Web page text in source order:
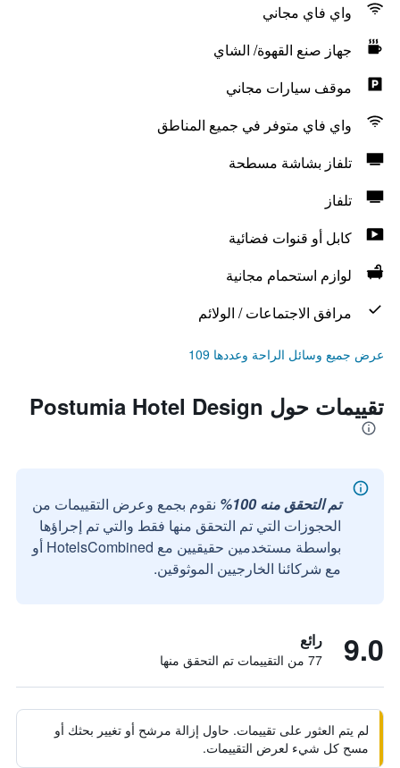
واي فاي مجاني
جهاز صنع القهوة/ الشاي
موقف سيارات مجاني
واي فاي متوفر في جميع المناطق
تلفاز بشاشة مسطحة
تلفاز
كابل أو قنوات فضائية
لوازم استحمام مجانية
مرافق الاجتماعات / الولائم
عرض جميع وسائل الراحة وعددها 109
تقييمات حول Postumia Hotel Design
تم التحقق منه 100%
نقوم بجمع وعرض التقييمات من
الحجوزات التي تم التحقق منها فقط والتي تم إجراؤها
بواسطة مستخدمين حقيقيين مع HotelsCombined أو
مع شركائنا الخارجيين الموثوقين.
9.0 رائع
77 من التقييمات تم التحقق منها
لم يتم العثور على تقييمات. حاول إزالة مرشح أو تغيير بحثك أو
مسح كل شيء لعرض التقييمات.